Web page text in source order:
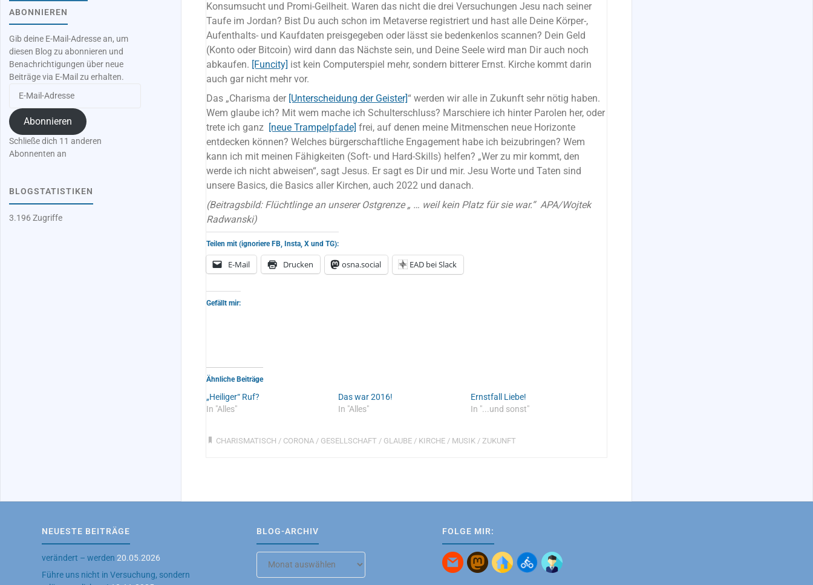
Konsumsucht und Promi-Geilheit. Waren das nicht die drei Versuchungen Jesu nach seiner
Taufe im Jordan? Bist Du auch schon im Metaverse registriert und hast alle Deine Körper-,
Aufenthalts- und Kaufdaten preisgegeben oder lässt sie bedenkenlos scannen? Dein Geld
(Konto oder Bitcoin) wird dann das Nächste sein, und Deine Seele wird man Dir auch noch
abkaufen. [Funcity] ist kein Computerspiel mehr, sondern bitterer Ernst. Kirche kommt darin
auch gar nicht mehr vor.
Das „Charisma der [Unterscheidung der Geister]“ werden wir alle in Zukunft sehr nötig haben.
Wem glaube ich? Mit wem mache ich Schulterschluss? Marschiere ich hinter Parolen her, oder
trete ich ganz [neue Trampelpfade] frei, auf denen meine Mitmenschen neue Horizonte
entdecken können? Welches bürgerschaftliche Engagement habe ich beizubringen? Wem
kann ich mit meinen Fähigkeiten (Soft- und Hard-Skills) helfen? „Wer zu mir kommt, den
werde ich nicht abweisen“, sagt Jesus. Er sagt es Dir und mir. Jesu Worte und Taten sind
unsere Basics, die Basics aller Kirchen, auch 2022 und danach.
(Beitragsbild: Flüchtlinge an unserer Ostgrenze „ … weil kein Platz für sie war.“ APA/Wojtek
Radwanski)
Teilen mit (ignoriere FB, Insta, X und TG):
E-Mail Drucken osna.social EAD bei Slack
Gefällt mir:
Ähnliche Beiträge
„Heiliger“ Ruf?
In "Alles"
Das war 2016!
In "Alles"
Ernstfall Liebe!
In "...und sonst"
CHARISMATISCH / CORONA/ GESELLSCHAFT/ GLAUBE/ KIRCHE/ MUSIK/ ZUKUNFT
ABONNIEREN
Gib deine E-Mail-Adresse an, um
diesen Blog zu abonnieren und
Benachrichtigungen über neue
Beiträge via E-Mail zu erhalten.
Mail-
Adresse
Abonnieren
Schließe dich 11 anderen
Abonnenten an
BLOGSTATISTIKEN
3.196 Zugriffe
NEUESTE BEITRÄGE
verändert – werden 20.05.2026
Führe uns nicht in Versuchung, sondern
BLOG-ARCHIV
Archiv
FOLGE MIR: